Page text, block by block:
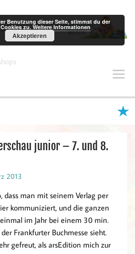
junior – 7. und 8.
2013
dass man mit seinem Verlag per
kommuniziert, und die ganzen
im Jahr bei einem 30 min.
Frankfurter Buchmesse sieht.
gefreut, als arsEdition mich zur
Benutzung dieser Seite, stimmst du der
zu.Weitere Informationen
Akzeptieren